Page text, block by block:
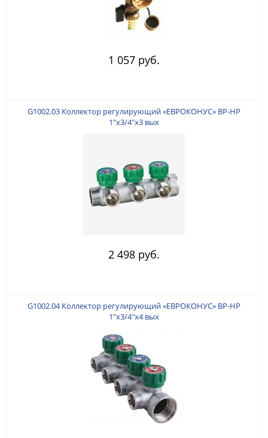
1 057 руб.
G1002.03 Коллектор регулирующий «ЕВРОКОНУС» ВР-НР
1"x3/4"x3 вых
2 498 руб.
G1002.04 Коллектор регулирующий «ЕВРОКОНУС» ВР-НР
1"x3/4"x4 вых